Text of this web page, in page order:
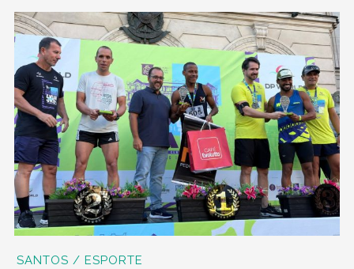
SANTOS / ESPORTE